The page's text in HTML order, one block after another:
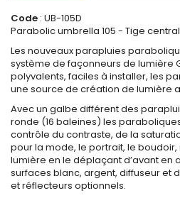
Code : UB-105D
Parabolic umbrella 105 - Tige
Les nouveaux parapluies
système de façonneurs de lumière
polyvalents, faciles à installer, les
une source de création de lumière
Avec un galbe différent des
ronde (16 baleines) les
contrôle du contraste, de la
pour la mode, le portrait, le
lumière en le déplaçant d’avant en
surfaces blanc, argent, diffuseur et
et réflecteurs optionnels.